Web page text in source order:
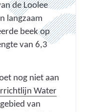
de Loolee
langzaam
beek op
van 6,3
nog niet aan
Water
van